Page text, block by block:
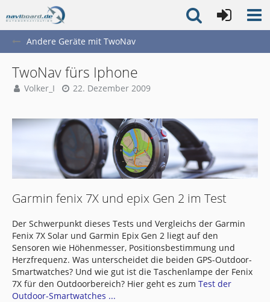
Andere Geräte mit TwoNav
TwoNav fürs Iphone
Volker_I 22. Dezember 2009
Garmin fenix 7X und epix Gen 2 im Test
Der Schwerpunkt dieses Tests und Vergleichs der Garmin
Fenix 7X Solar und Garmin Epix Gen 2 liegt auf den
Sensoren wie Höhenmesser, Positionsbestimmung und
Herzfrequenz. Was unterscheidet die beiden GPS-Outdoor-
Smartwatches? Und wie gut ist die Taschenlampe der Fenix
7X für den Outdoorbereich? Hier geht es zum Test der
Outdoor-Smartwatches ...